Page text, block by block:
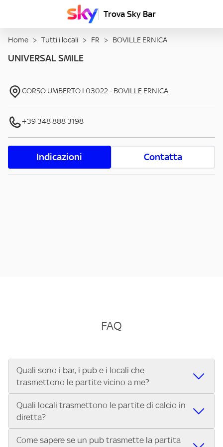
Trova Sky Bar
Home > Tutti i locali > FR > BOVILLE ERNICA
UNIVERSAL SMILE
CORSO UMBERTO I 03022- BOVILLE ERNICA
+39 348 888 3198
Indicazioni Contatta
FAQ
Quali sono i bar, i pub e i locali che
trasmettono le partite vicino a me?
Se cerchi un bar, pub, ristorante o locale vicino a te per
vedere le partite di Serie A ENILIVE, la Serie C Sky Wifi, la
UEFA Champions League, la UEFA Europa League, la UEFA
Conference League, il Tennis, la Formula 1®, la MotoGP™ e
Quali locali trasmettono le partite di calcio in
diretta?
Vuoi sapere quali bar, pub o ristoranti mostrano le partite
Come sapere se un pub trasmette la partita